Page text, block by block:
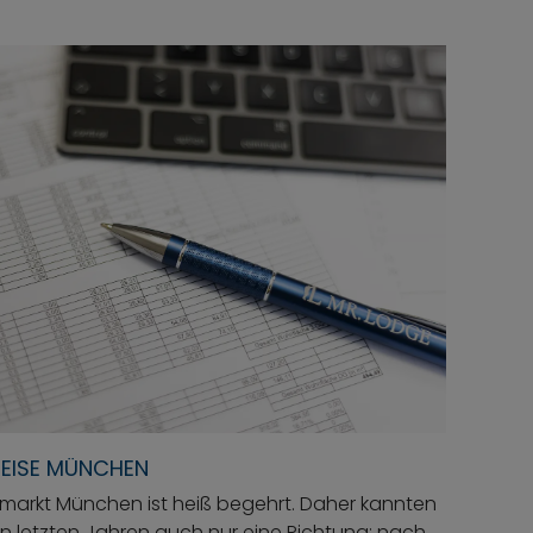
MÜNCHEN
München ist heiß begehrt. Daher kannten